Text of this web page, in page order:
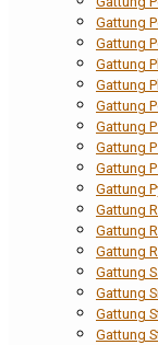
Gattung
Gattung
Gattung
Gattung
Gattung
Gattung
Gattung
Gattung
Gattung
Gattung
Gattung
Gattung
Gattung
Gattung
Gattung
Gattung